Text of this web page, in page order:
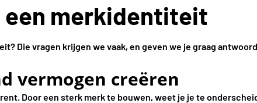
een merkidentiteit
Die vragen krijgen we vaak, en geven we je graag
vermogen creëren
Door een sterk merk te bouwen, weet je je te